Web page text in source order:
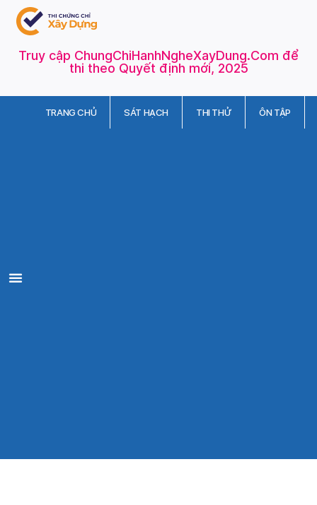
Truy cập ChungChiHanhNgheXayDung.Com để
thi theo Quyết định mới, 2025
TRANG CHỦ SÁT HẠCH THI THỬ ÔN TẬP